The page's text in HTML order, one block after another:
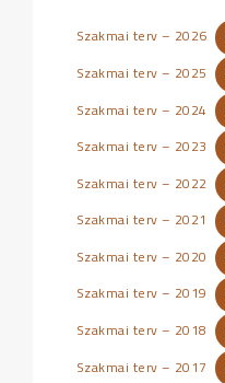
Szakmai terv – 2026
Szakmai terv – 2025
Szakmai terv – 2024
Szakmai terv – 2023
Szakmai terv – 2022
Szakmai terv – 2021
Szakmai terv – 2020
Szakmai terv – 2019
Szakmai terv – 2018
Szakmai terv – 2017